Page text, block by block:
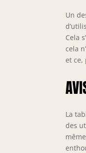
Un
Cela
cela
et ce,
La
des